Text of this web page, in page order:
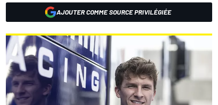
AJOUTER COMME SOURCE PRIVILÉGIÉE